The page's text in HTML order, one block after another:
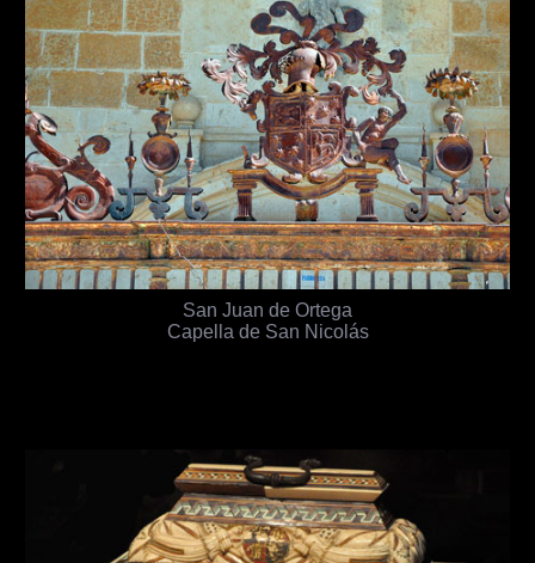
San Juan de Ortega
Capella de San Nicolás